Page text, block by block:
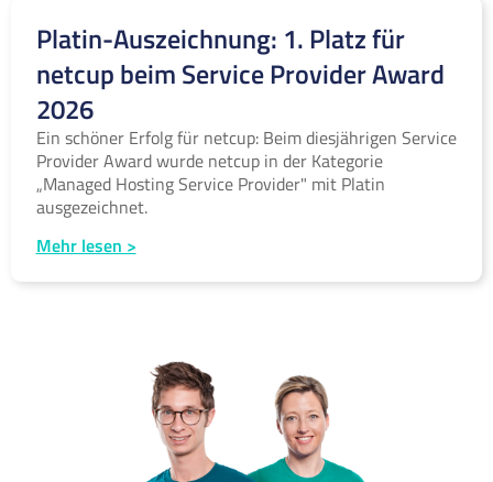
Platin-Auszeichnung: 1. Platz für
netcup beim Service Provider Award
2026
Ein schöner Erfolg für netcup: Beim diesjährigen Service
Provider Award wurde netcup in der Kategorie
„Managed Hosting Service Provider" mit Platin
ausgezeichnet.
Mehr lesen >